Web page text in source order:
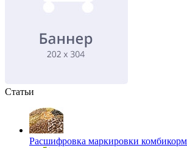
Статьи
Расшифровка маркировки